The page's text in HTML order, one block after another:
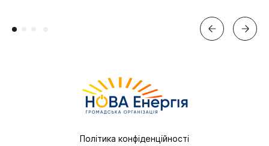
Політика конфіденційності